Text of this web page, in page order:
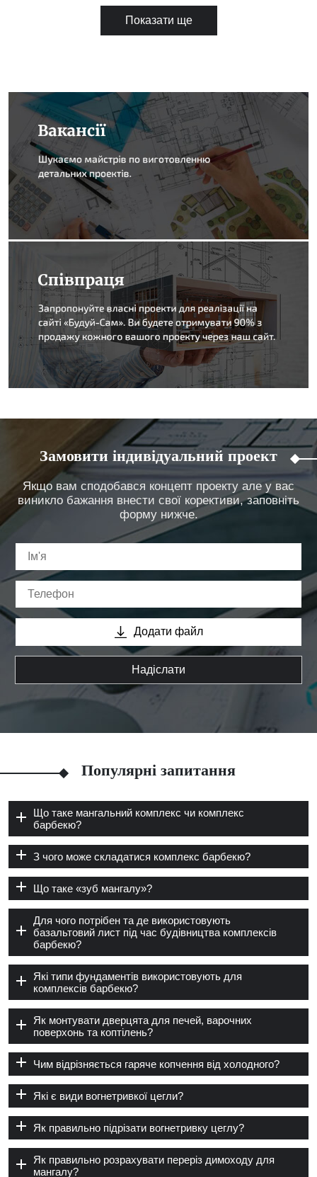
Показати ще
Замовити індивідуальний проект
Якщо вам сподобався концепт проекту але у вас
виникло бажання внести свої корективи, заповніть
форму нижче.
Додати файл
Надіслати
Популярні запитання
Що таке мангальний комплекс чи комплекс
барбекю?
З чого може складатися комплекс барбекю?
Що таке «зуб мангалу»?
Для чого потрібен та де використовують
базальтовий лист під час будівництва комплексів
барбекю?
Які типи фундаментів використовують для
комплексів барбекю?
Як монтувати дверцята для печей, варочних
поверхонь та коптілень?
Чим відрізняється гаряче копчення від холодного?
Які є види вогнетривкої цегли?
Як правильно підрізати вогнетривку цеглу?
Як правильно розрахувати переріз димоходу для
мангалу?